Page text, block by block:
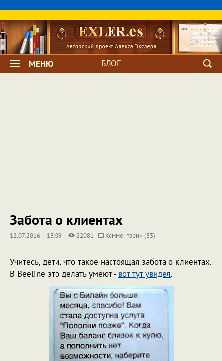
МЕНЮ БЛОГ
Забота о клиентах
12.07.2016 13:09 22081 Комментарии (33)
Учитесь, дети, что такое настоящая забота о клиентах.
В Beeline это делать умеют - вот тут увидел.